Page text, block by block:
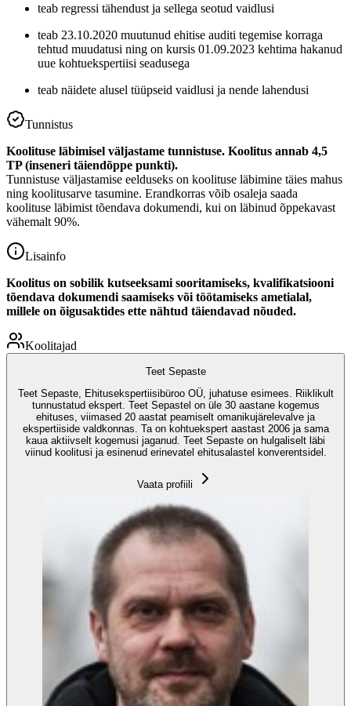
teab regressi tähendust ja sellega seotud vaidlusi
teab 23.10.2020 muutunud ehitise auditi tegemise korraga
tehtud muudatusi ning on kursis 01.09.2023 kehtima hakanud
uue kohtuekspertiisi seadusega
teab näidete alusel tüüpseid vaidlusi ja nende lahendusi
Tunnistus
Koolituse läbimisel väljastame tunnistuse. Koolitus annab 4,5
TP (inseneri täiendõppe punkti).
Tunnistuse väljastamise eelduseks on koolituse läbimine täies mahus
ning koolitusarve tasumine. Erandkorras võib osaleja saada
koolituse läbimist tõendava dokumendi, kui on läbinud õppekavast
vähemalt 90%.
Lisainfo
Koolitus on sobilik kutseeksami sooritamiseks, kvalifikatsiooni
tõendava dokumendi saamiseks või töötamiseks ametialal,
millele on õigusaktides ette nähtud täiendavad nõuded.
Koolitajad
Teet Sepaste
Teet Sepaste, Ehitusekspertiisibüroo OÜ, juhatuse esimees. Riiklikult
tunnustatud ekspert. Teet Sepastel on üle 30 aastane kogemus
ehituses, viimased 20 aastat peamiselt omanikujärelevalve ja
ekspertiiside valdkonnas. Ta on kohtuekspert aastast 2006 ja sama
kaua aktiivselt kogemusi jaganud. Teet Sepaste on hulgaliselt läbi
viinud koolitusi ja esinenud erinevatel ehitusalastel konverentsidel.
Vaata profiili